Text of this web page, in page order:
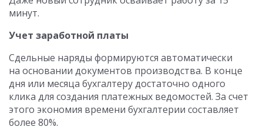
минут.
Учет заработной платы
Сдельные наряды формируются автоматически
на основании документов производства. В конце
дня или месяца бухгалтеру достаточно одного
клика для создания платежных ведомостей. За счет
этого экономия времени бухгалтерии составляет
более 80%.